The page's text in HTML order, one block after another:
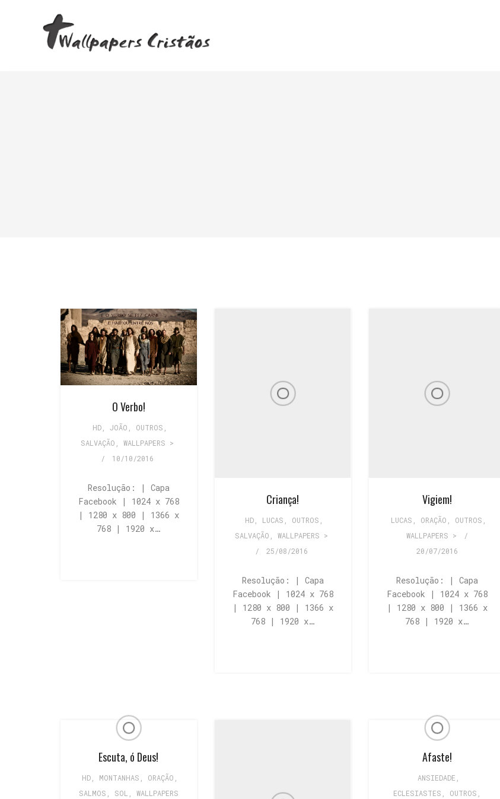
O Verbo!
HD,JOÃO , OUTROS ,
SALVAÇÃO , WALLPAPERS >
/
10/10/2016
Resolução: | Capa
Facebook | 1024 x 768
| 1280 x 800 | 1366 x
768 | 1920 x…
Criança!
HD LUCAS OUTROS
SALVAÇÃO
WALLPAPERS >
/
25/08/2016
Resolução: | Capa
Facebook | 1024 x 768
| 1280 x 800 | 1366 x
768 | 1920 x…
Vigiem!
LUCAS ORAÇÃO OUTROS
WALLPAPERS >
/
20/07/2016
Resolução: | Capa
Facebook | 1024 x 768
| 1280 x 800 | 1366 x
768 | 1920 x…
Escuta, ó Deus!
HD MONTANHAS ORAÇÃO
SALMOS
SOL
WALLPAPERS
Afaste!
ANSIEDADE
ECLESIASTES
OUTROS